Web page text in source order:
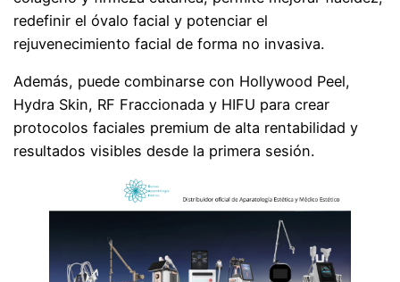
redefinir el óvalo facial y potenciar el
rejuvenecimiento facial de forma no invasiva.
Además, puede combinarse con Hollywood Peel,
Hydra Skin, RF Fraccionada y HIFU para crear
protocolos faciales premium de alta rentabilidad y
resultados visibles desde la primera sesión.